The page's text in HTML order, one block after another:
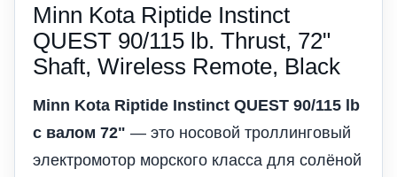
Minn Kota Riptide Instinct
QUEST 90/115 lb. Thrust, 72"
Shaft, Wireless Remote, Black
Minn Kota Riptide Instinct QUEST 90/115 lb
с валом 72" — это носовой троллинговый
электромотор морского класса для солёной